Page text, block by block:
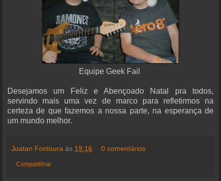
Equipe Geek Fail
Desejamos um Feliz e Abençoado Natal pra todos,
servindo mais uma vez de marco para refletirmos na
certeza de que fazemos a nossa parte, na esperança de
um mundo melhor.
Joatan Fontoura às 19:16 0 comentários
Compartilhar